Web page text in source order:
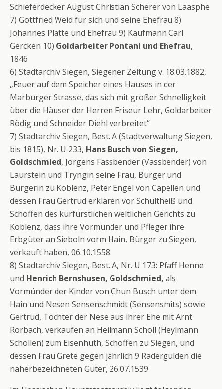
Schieferdecker August Christian Scherer von Laasphe
7) Gottfried Weid für sich und seine Ehefrau 8)
Johannes Platte und Ehefrau 9) Kaufmann Carl
Gercken 10) Goldarbeiter Pontani und Ehefrau,
1846
6) Stadtarchiv Siegen, Siegener Zeitung v. 18.03.1882,
„Feuer auf dem Speicher eines Hauses in der
Marburger Strasse, das sich mit großer Schnelligkeit
über die Häuser der Herren Friseur Lehr, Goldarbeiter
Rödig und Schneider Diehl verbreitet“
7) Stadtarchiv Siegen, Best. A (Stadtverwaltung Siegen,
bis 1815), Nr. U 233, Hans Busch von Siegen,
Goldschmied, Jorgens Fassbender (Vassbender) von
Laurstein und Tryngin seine Frau, Bürger und
Bürgerin zu Koblenz, Peter Engel von Capellen und
dessen Frau Gertrud erklären vor Schultheiß und
Schöffen des kurfürstlichen weltlichen Gerichts zu
Koblenz, dass ihre Vormünder und Pfleger ihre
Erbgüter an Sieboln vorm Hain, Bürger zu Siegen,
verkauft haben, 06.10.1558
8) Stadtarchiv Siegen, Best. A, Nr. U 173: Pfaff Henne
und Henrich Bernshusen, Goldschmied, als
Vormünder der Kinder von Chun Busch unter dem
Hain und Nesen Sensenschmidt (Sensensmits) sowie
Gertrud, Tochter der Nese aus ihrer Ehe mit Arnt
Rorbach, verkaufen an Heilmann Scholl (Heylmann
Schollen) zum Eisenhuth, Schöffen zu Siegen, und
dessen Frau Grete gegen jährlich 9 Rädergulden die
näherbezeichneten Güter, 26.07.1539